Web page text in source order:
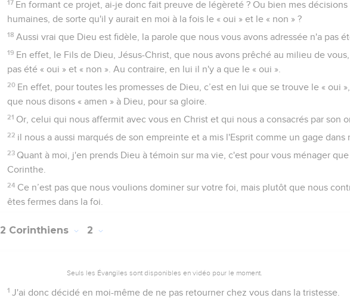
17 En formant ce projet, ai-je donc fait preuve de légèreté ? Ou bien mes
humaines, de sorte qu'il y aurait en moi à la fois le « oui » et le « non » ?
18 Aussi vrai que Dieu est fidèle, la parole que nous vous avons adressée n'a pas
19 En effet, le Fils de Dieu, Jésus-Christ, que nous avons prêché au milieu de
pas été « oui » et « non ». Au contraire, en lui il n'y a que le « oui ».
20 En effet, pour toutes les promesses de Dieu, c’est en lui que se trouve le « oui
que nous disons « amen » à Dieu, pour sa gloire.
21 Or, celui qui nous affermit avec vous en Christ et qui nous a consacrés par son
22 il nous a aussi marqués de son empreinte et a mis l'Esprit comme un gage dans
23 Quant à moi, j'en prends Dieu à témoin sur ma vie, c'est pour vous ménager
Corinthe.
24 Ce n’est pas que nous voulions dominer sur votre foi, mais plutôt que nous
êtes fermes dans la foi.
2 Corinthiens 2
Seuls les Évangiles sont disponibles en vidéo pour le moment.
1 J'ai donc décidé en moi-même de ne pas retourner chez vous dans la tristesse.